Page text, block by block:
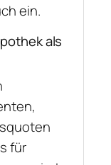
ein.
als
für